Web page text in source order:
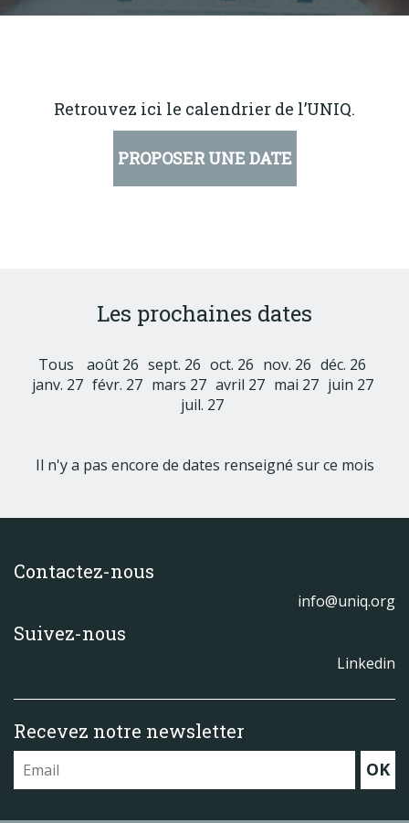
Produits
Publications
Retrouvez ici le calendrier de l’UNIQ.
PROPOSER UNE DATE
Les prochaines dates
Tous août 26 sept. 26 oct. 26 nov. 26 déc. 26
janv. 27 févr. 27 mars 27 avril 27 mai 27 juin 27
juil. 27
Il n'y a pas encore de dates renseigné sur ce mois
Contactez-nous
info@uniq.org
Suivez-nous
Linkedin
Recevez notre newsletter
OK